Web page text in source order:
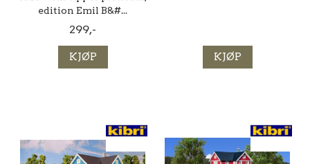
edition Emil B&#...
299,-
KJØP KJØP